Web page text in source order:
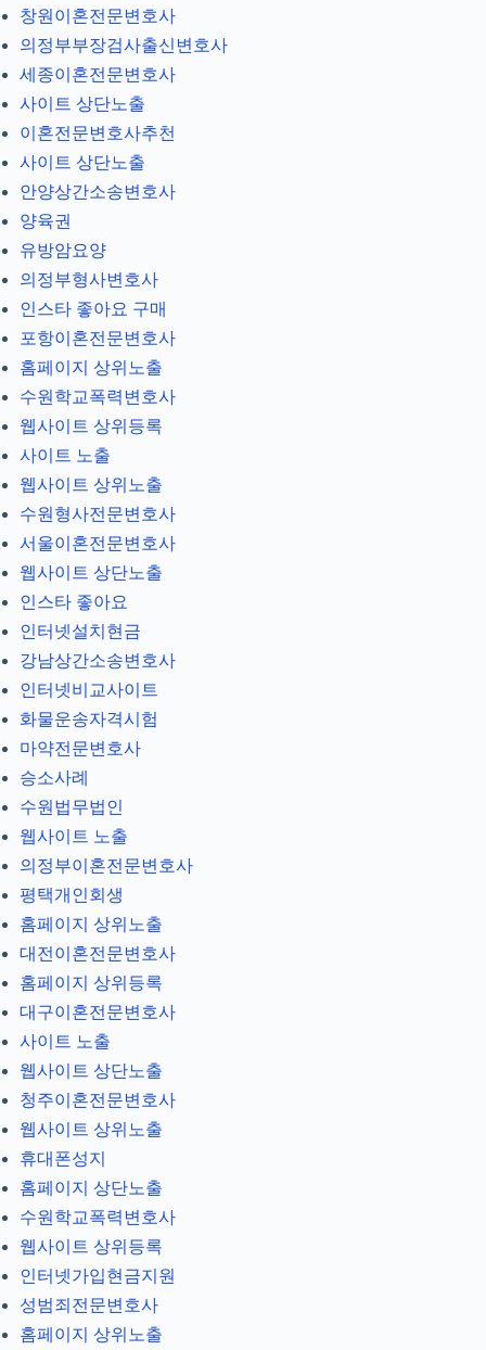
창원이혼전문변호사
의정부부장검사출신변호사
세종이혼전문변호사
사이트 상단노출
이혼전문변호사추천
사이트 상단노출
안양상간소송변호사
양육권
유방암요양
의정부형사변호사
인스타 좋아요 구매
포항이혼전문변호사
홈페이지 상위노출
수원학교폭력변호사
웹사이트 상위등록
사이트 노출
웹사이트 상위노출
수원형사전문변호사
서울이혼전문변호사
웹사이트 상단노출
인스타 좋아요
인터넷설치현금
강남상간소송변호사
인터넷비교사이트
화물운송자격시험
마약전문변호사
승소사례
수원법무법인
웹사이트 노출
의정부이혼전문변호사
평택개인회생
홈페이지 상위노출
대전이혼전문변호사
홈페이지 상위등록
대구이혼전문변호사
사이트 노출
웹사이트 상단노출
청주이혼전문변호사
웹사이트 상위노출
휴대폰성지
홈페이지 상단노출
수원학교폭력변호사
웹사이트 상위등록
인터넷가입현금지원
성범죄전문변호사
홈페이지 상위노출